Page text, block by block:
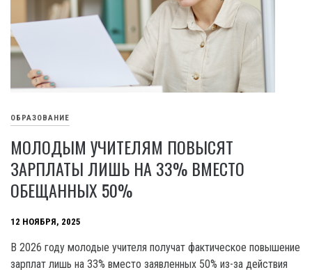
ОБРАЗОВАНИЕ
МОЛОДЫМ УЧИТЕЛЯМ ПОВЫСЯТ
ЗАРПЛАТЫ ЛИШЬ НА 33% ВМЕСТО
ОБЕЩАННЫХ 50%
12 НОЯБРЯ, 2025
В 2026 году молодые учителя получат фактическое повышение
зарплат лишь на 33% вместо заявленных 50% из-за действия